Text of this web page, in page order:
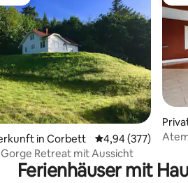
4,97 von 5, 263 Bewertungen
in Corbett Durchschnittliche
4,94 (377)
Retreat mit Aussicht
es
Ferienhäuser mit